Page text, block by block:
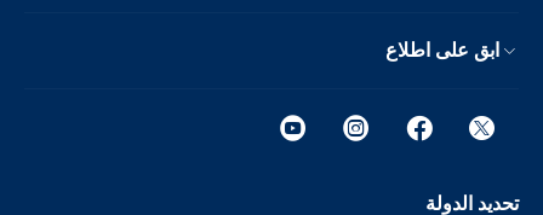
ابق على اطلاع
تحديد الدولة